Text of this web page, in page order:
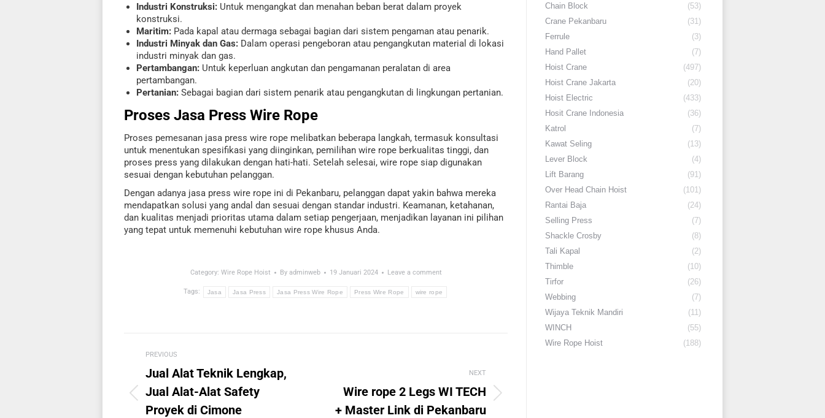
Industri Konstruksi: Untuk mengangkat dan menahan beban berat dalam proyek
konstruksi.
Maritim: Pada kapal atau dermaga sebagai bagian dari sistem pengaman atau penarik.
Industri Minyak dan Gas: Dalam operasi pengeboran atau pengangkutan material di lokasi
industri minyak dan gas.
Pertambangan: Untuk keperluan angkutan dan pengamanan peralatan di area
pertambangan.
Pertanian: Sebagai bagian dari sistem penarik atau pengangkutan di lingkungan pertanian.
Proses Jasa Press Wire Rope
Proses pemesanan jasa press wire rope melibatkan beberapa langkah, termasuk konsultasi
untuk menentukan spesifikasi yang diinginkan, pemilihan wire rope berkualitas tinggi, dan
proses press yang dilakukan dengan hati-hati. Setelah selesai, wire rope siap digunakan
sesuai dengan kebutuhan pelanggan.
Dengan adanya jasa press wire rope ini di Pekanbaru, pelanggan dapat yakin bahwa mereka
mendapatkan solusi yang andal dan sesuai dengan standar industri. Keamanan, ketahanan,
dan kualitas menjadi prioritas utama dalam setiap pengerjaan, menjadikan layanan ini pilihan
yang tepat untuk memenuhi kebutuhan wire rope khusus Anda.
Category: Wire Rope Hoist By adminweb 19 Januari 2024 Leave a comment
Tags: Jasa Jasa Press Jasa Press Wire Rope Press Wire Rope wire rope
navigation
PREVIOUS
Previous
post:
Jual Alat Teknik Lengkap,
Jual Alat-Alat Safety
Proyek di Cimone
NEXT
Next
post:
Wire rope 2 Legs WI TECH
+ Master Link di Pekanbaru
Chain Block
(53)
Crane Pekanbaru
(31)
Ferrule
(3)
Hand Pallet
(7)
Hoist Crane
(497)
Hoist Crane Jakarta
(20)
Hoist Electric
(433)
Hosit Crane Indonesia
(36)
Katrol
(7)
Kawat Seling
(13)
Lever Block
(4)
Lift Barang
(91)
Over Head Chain Hoist
(101)
Rantai Baja
(24)
Selling Press
(7)
Shackle Crosby
(8)
Tali Kapal
(2)
Thimble
(10)
Tirfor
(26)
Webbing
(7)
Wijaya Teknik Mandiri
(11)
WINCH
(55)
Wire Rope Hoist
(188)